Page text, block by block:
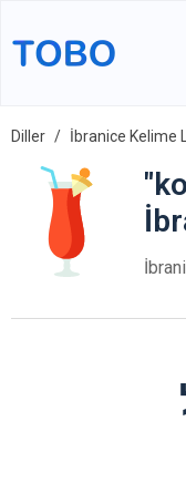
Diller İbranice Kelime